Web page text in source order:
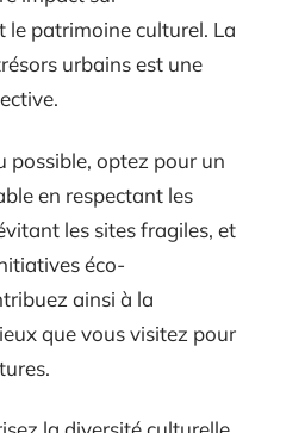
le patrimoine culturel. La
urbains est une
possible, optez pour un
en respectant les
les sites fragiles, et
éco-
ainsi à la
que vous visitez pour